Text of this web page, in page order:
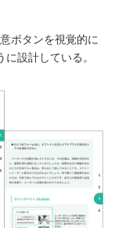
ボタンを視覚的に
設計している。